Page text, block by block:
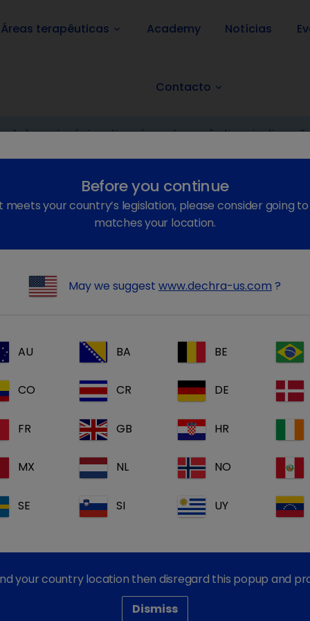
Áreas terapêuticas keyboard_arrow_down Academy Notícias
Contacto keyboard_arrow_down
Tratamento de
cães. Tratamento
Princípios ativo(s):
Tamanho da(s)
Documentos:
Pedir mais
Before you continue
your country’s legislation, please consider going
matches your location.
May we suggest www.dechra-us.com ?
AU BA BE
CO CR DE
FR GB HR
MX NL NO
SE SI UY
your country location then disregard this popup and
Dismiss